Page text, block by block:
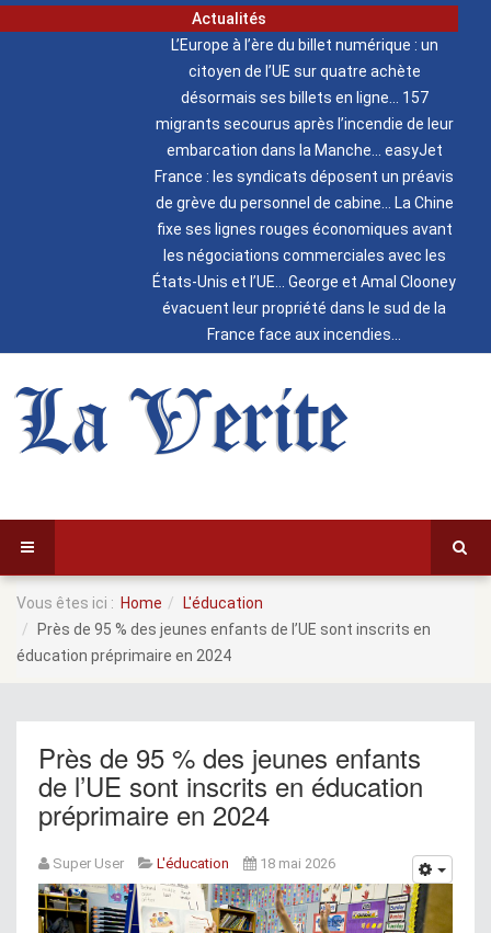
Actualités
L’Europe à l’ère du billet numérique : un
citoyen de l’UE sur quatre achète
désormais ses billets en ligne
157
migrants secourus après l’incendie de leur
embarcation dans la Manche
easyJet
France : les syndicats déposent un préavis
de grève du personnel de cabine
La Chine
fixe ses lignes rouges économiques avant
les négociations commerciales avec les
États-Unis et l’UE
George et Amal Clooney
évacuent leur propriété dans le sud de la
France face aux incendies
La Verite
Vous êtes ici : Home
L'éducation
Près de 95 % des jeunes enfants de l’UE sont inscrits en
éducation préprimaire en 2024
Près de 95 % des jeunes enfants
de l’UE sont inscrits en éducation
préprimaire en 2024
Super User L'éducation 18 mai 2026